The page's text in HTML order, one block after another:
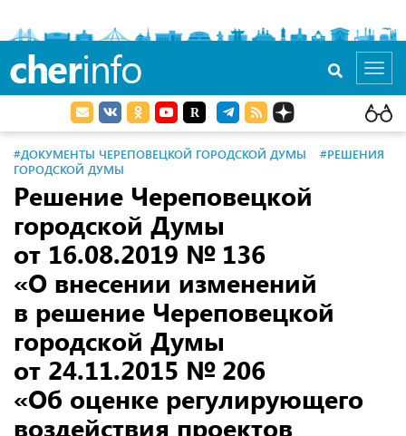
cherinfo
#ДОКУМЕНТЫ ЧЕРЕПОВЕЦКОЙ ГОРОДСКОЙ ДУМЫ
#РЕШЕНИЯ
ГОРОДСКОЙ ДУМЫ
Решение Череповецкой
городской Думы
от 16.08.2019 № 136
«О внесении изменений
в решение Череповецкой
городской Думы
от 24.11.2015 № 206
«Об оценке регулирующего
воздействия проектов